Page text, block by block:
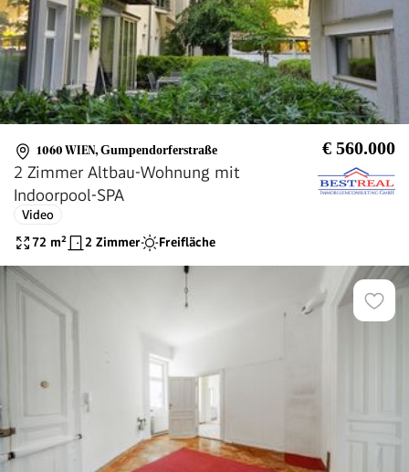
1060 WIEN, Gumpendorferstraße € 560.000
2 Zimmer Altbau-Wohnung mit
Indoorpool-SPA
Video
72 m² 2 Zimmer Freifläche